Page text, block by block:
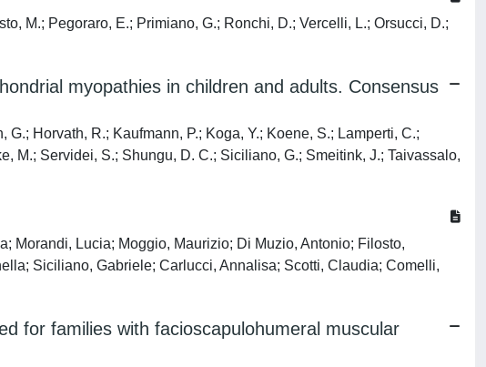
M.; Pegoraro, E.; Primiano, G.; Ronchi, D.; Vercelli, L.; Orsucci, D.;
myopathies in children and adults. Consensus
Horvath, R.; Kaufmann, P.; Koga, Y.; Koene, S.; Lamperti, C.;
M.; Servidei, S.; Shungu, D. C.; Siciliano, G.; Smeitink, J.; Taivassalo,
Morandi, Lucia; Moggio, Maurizio; Di Muzio, Antonio; Filosto,
Siciliano, Gabriele; Carlucci, Annalisa; Scotti, Claudia; Comelli,
for families with facioscapulohumeral muscular